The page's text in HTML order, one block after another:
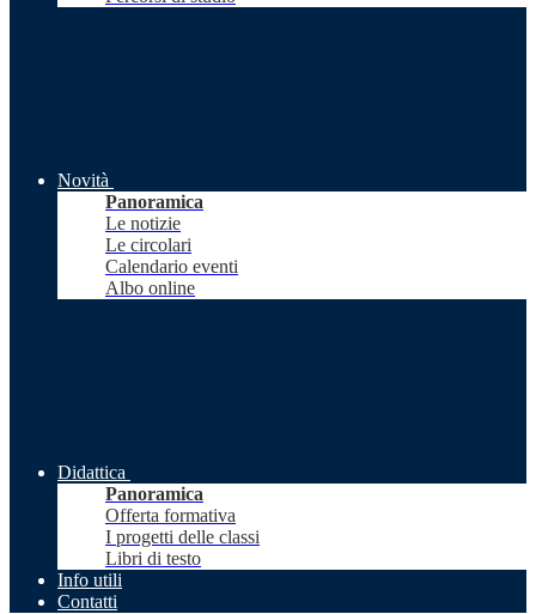
Novità
Panoramica
Le notizie
Le circolari
Calendario eventi
Albo online
Didattica
Panoramica
Offerta formativa
I progetti delle classi
Libri di testo
Info utili
Contatti